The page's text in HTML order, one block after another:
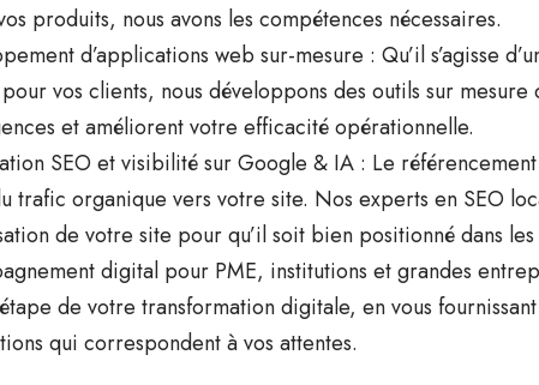
produits, nous avons les compétences nécessaires.
d’applications web sur-mesure : Qu’il s’agisse
vos clients, nous développons des outils sur
et améliorent votre efficacité opérationnelle.
SEO et visibilité sur Google & IA : Le
trafic organique vers votre site. Nos experts en SEO
de votre site pour qu’il soit bien positionné dans
digital pour PME, institutions et grandes
de votre transformation digitale, en vous
qui correspondent à vos attentes.